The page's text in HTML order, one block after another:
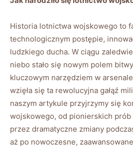
Historia lotnictwa wojskowego to
technologicznym postępie,
ludzkiego ducha. W ciągu
niebo stało się nowym polem
kluczowym narzędziem w
wzięła się ta rewolucyjna gałąź
naszym artykule przyjrzymy się
wojskowego, od pionierskich prób
przez dramatyczne zmiany
aż po nowoczesne,